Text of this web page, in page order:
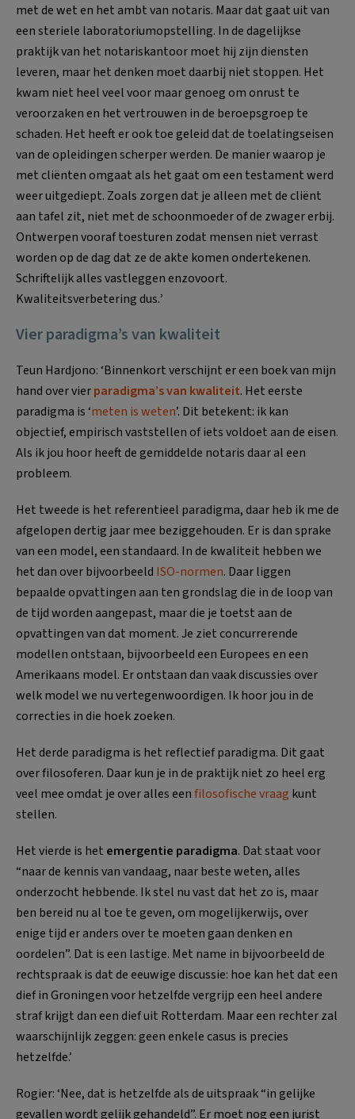
met de wet en het ambt van notaris. Maar dat gaat uit van
een steriele laboratoriumopstelling. In de dagelijkse
praktijk van het notariskantoor moet hij zijn diensten
leveren, maar het denken moet daarbij niet stoppen. Het
kwam niet heel veel voor maar genoeg om onrust te
veroorzaken en het vertrouwen in de beroepsgroep te
schaden. Het heeft er ook toe geleid dat de toelatingseisen
van de opleidingen scherper werden. De manier waarop je
met cliënten omgaat als het gaat om een testament werd
weer uitgediept. Zoals zorgen dat je alleen met de cliënt
aan tafel zit, niet met de schoonmoeder of de zwager erbij.
Ontwerpen vooraf toesturen zodat mensen niet verrast
worden op de dag dat ze de akte komen ondertekenen.
Schriftelijk alles vastleggen enzovoort.
Kwaliteitsverbetering dus.’
Vier paradigma’s van kwaliteit
Teun Hardjono: ‘Binnenkort verschijnt er een boek van mijn
hand over vierparadigma’s van kwaliteit. Het eerste
paradigma is ‘meten is weten’. Dit betekent: ik kan
objectief, empirisch vaststellen of iets voldoet aan de eisen.
Als ik jou hoor heeft de gemiddelde notaris daar al een
probleem.
Het tweede is het referentieel paradigma, daar heb ik me de
afgelopen dertig jaar mee beziggehouden. Er is dan sprake
van een model, een standaard. In de kwaliteit hebben we
het dan over bijvoorbeeld ISO-normen. Daar liggen
bepaalde opvattingen aan ten grondslag die in de loop van
de tijd worden aangepast, maar die je toetst aan de
opvattingen van dat moment. Je ziet concurrerende
modellen ontstaan, bijvoorbeeld een Europees en een
Amerikaans model. Er ontstaan dan vaak discussies over
welk model we nu vertegenwoordigen. Ik hoor jou in de
correcties in die hoek zoeken.
Het derde paradigma is het reflectief paradigma. Dit gaat
over filosoferen. Daar kun je in de praktijk niet zo heel erg
veel mee omdat je over alles eenfilosofische vraag kunt
stellen.
Het vierde is het emergentie paradigma. Dat staat voor
“naar de kennis van vandaag, naar beste weten, alles
onderzocht hebbende. Ik stel nu vast dat het zo is, maar
ben bereid nu al toe te geven, om mogelijkerwijs, over
enige tijd er anders over te moeten gaan denken en
oordelen”. Dat is een lastige. Met name in bijvoorbeeld de
rechtspraak is dat de eeuwige discussie: hoe kan het dat een
dief in Groningen voor hetzelfde vergrijp een heel andere
straf krijgt dan een dief uit Rotterdam. Maar een rechter zal
waarschijnlijk zeggen: geen enkele casus is precies
hetzelfde.’
Rogier: ‘Nee, dat is hetzelfde als de uitspraak “in gelijke
gevallen wordt gelijk gehandeld”. Er moet nog een jurist